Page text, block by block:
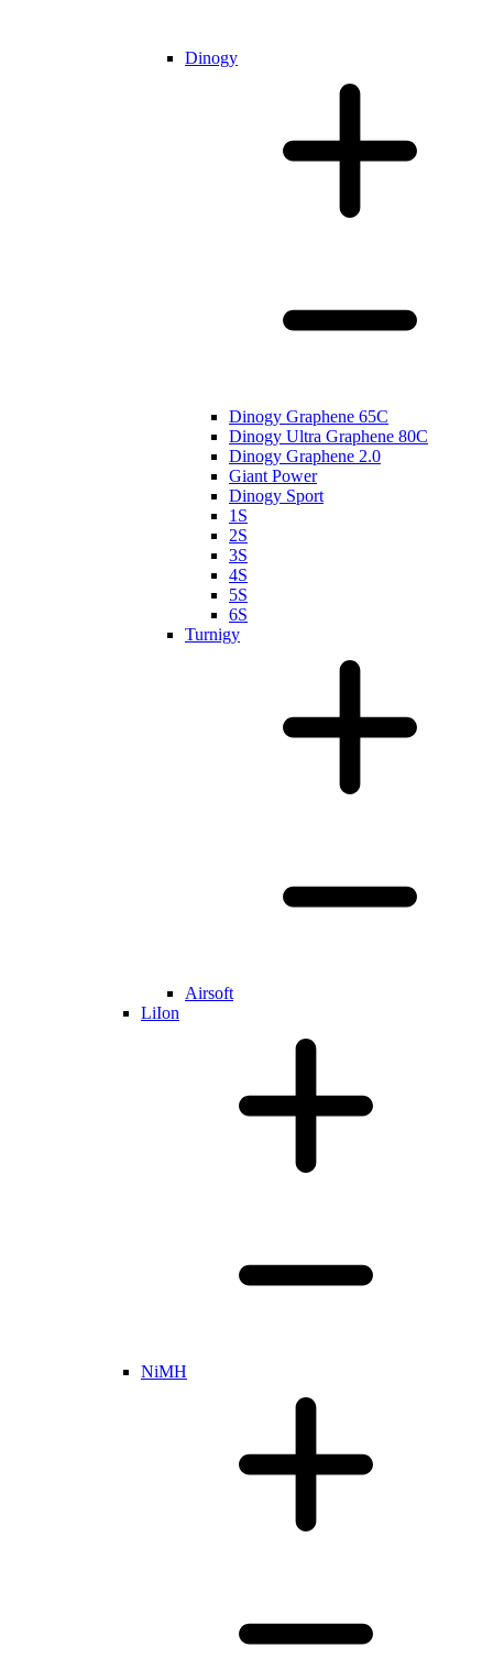
Dinogy
Dinogy Graphene 65C
Dinogy Ultra Graphene 80C
Dinogy Graphene 2.0
Giant Power
Dinogy Sport
1S
2S
3S
4S
5S
6S
Turnigy
Airsoft
LiIon
NiMH